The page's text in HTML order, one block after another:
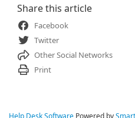
Share this article
Facebook
Twitter
Other Social Networks
Print
Help Desk Software Powered by